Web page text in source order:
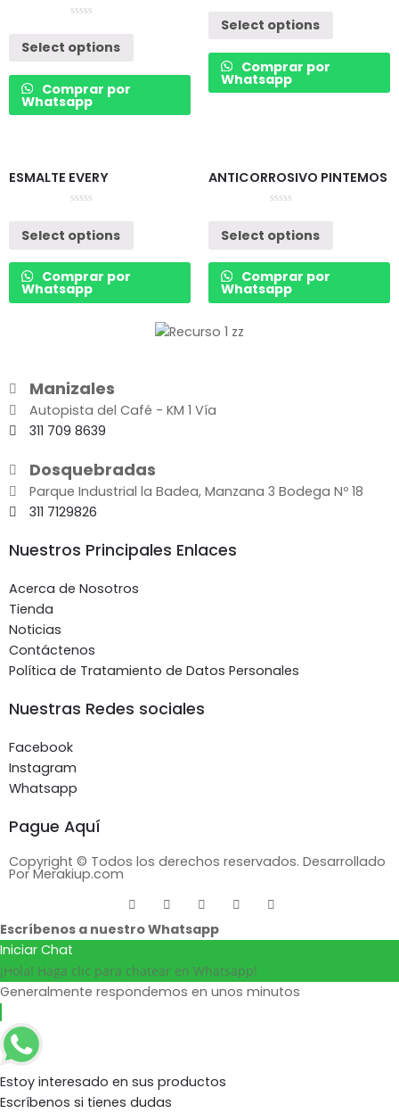
out
of
Select options
Comprar por
Whatsapp
out
of
Select options
Comprar por
Whatsapp
ESMALTE EVERY
out
of
Select options
Comprar por
Whatsapp
ANTICORROSIVO PINTEMOS
out
of
Select options
Comprar por
Whatsapp
Manizales
Autopista del Café - KM 1 Vía
311 709 8639
Dosquebradas
Parque Industrial la Badea, Manzana 3 Bodega Nº 18
311 7129826
Nuestros Principales Enlaces
Acerca de Nosotros
Tienda
Noticias
Contáctenos
Política de Tratamiento de Datos Personales
Nuestras Redes sociales
Facebook
Instagram
Whatsapp
Pague Aquí
Copyright © Todos los derechos reservados. Desarrollado
Por Merakiup.com
Escríbenos a nuestro Whatsapp
Iniciar Chat
¡Hola! Haga clic para chatear en Whatsapp!
Generalmente respondemos en unos minutos
Estoy interesado en sus productos
Escríbenos si tienes dudas